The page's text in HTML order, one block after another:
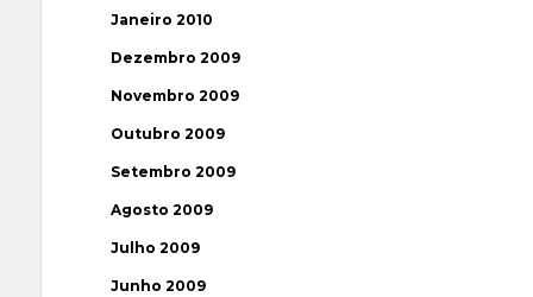
Janeiro 2010
Dezembro 2009
Novembro 2009
Outubro 2009
Setembro 2009
Agosto 2009
Julho 2009
Junho 2009